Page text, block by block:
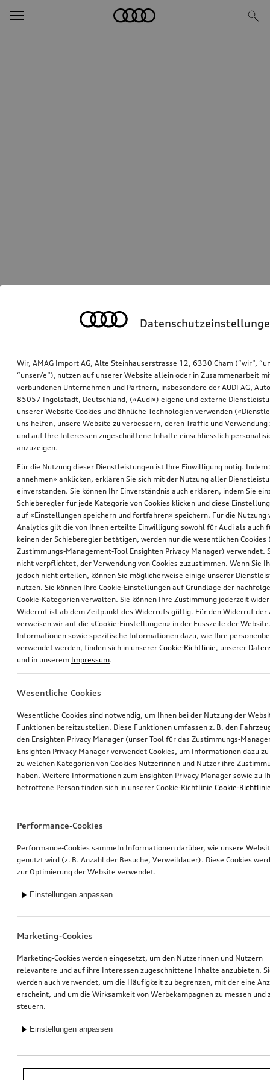
*Unverbindliche Preisempfehlung der Importeurin AMAG Import AG. Inkl.
gesetzlicher MwSt. Preise beim Audi Partner können abweichen; weitere
Wir, AMAG Import AG, Alte Steinhauserstrasse 12, 6330 Cham (“wir”,
“unser/e”), nutzen auf unserer Website allein oder in Zusammenarbeit
verbundenen Unternehmen und Partnern, insbesondere der AUDI AG,
85057 Ingolstadt, Deutschland, («Audi») eigene und externe
unserer Website Cookies und ähnliche Technologien verwenden
uns helfen, unsere Website zu verbessern, deren Traffic und Verwendung
und auf Ihre Interessen zugeschnittene Inhalte einschliesslich
anzuzeigen.
Für die Nutzung dieser Dienstleistungen ist Ihre Einwilligung nötig. Indem
annehmen» anklicken, erklären Sie sich mit der Nutzung aller
einverstanden. Sie können Ihr Einverständnis auch erklären, indem Sie
Schieberegler für jede Kategorie von Cookies klicken und diese
auf «Einstellungen speichern und fortfahren» speichern. Für die Nutzung
Analytics gilt die von Ihnen erteilte Einwilligung sowohl für Audi als auch
keinen der Schieberegler betätigen, werden nur die wesentlichen Cookies
Zustimmungs-Management-Tool Ensighten Privacy Manager) verwendet.
nicht verpflichtet, der Verwendung von Cookies zuzustimmen. Wenn Sie
jedoch nicht erteilen, können Sie möglicherweise einige unserer
nutzen. Sie können Ihre Cookie-Einstellungen auf Grundlage der
Cookie-Kategorien verwalten. Sie können Ihre Zustimmung jederzeit
Widerruf ist ab dem Zeitpunkt des Widerrufs gültig. Für den Widerruf der
verweisen wir auf die «Cookie-Einstellungen» in der Fusszeile der
Informationen sowie spezifische Informationen dazu, wie Ihre
verwendet werden, finden sich in unserer Cookie-Richtlinie, unserer
und in unserem Impressum.
Wesentliche Cookies
Wesentliche Cookies sind notwendig, um Ihnen bei der Nutzung der
Funktionen bereitzustellen. Diese Funktionen umfassen z. B. den
den Ensighten Privacy Manager (unser Tool für das Zustimmungs-
Ensighten Privacy Manager verwendet Cookies, um Informationen dazu
zu welchen Kategorien von Cookies Nutzerinnen und Nutzer ihre
haben. Weitere Informationen zum Ensighten Privacy Manager sowie zu
betroffene Person finden sich in unserer Cookie-Richtlinie Cookie-
Performance-Cookies
Performance-Cookies sammeln Informationen darüber, wie unsere
genutzt wird (z. B. Anzahl der Besuche, Verweildauer). Diese Cookies
zur Optimierung der Website verwendet.
Einstellungen anpassen
Marketing-Cookies
Marketing-Cookies werden eingesetzt, um den Nutzerinnen und Nutzern
relevantere und auf ihre Interessen zugeschnittene Inhalte anzubieten.
werden auch verwendet, um die Häufigkeit zu begrenzen, mit der eine
erscheint, und um die Wirksamkeit von Werbekampagnen zu messen und
steuern.
Einstellungen anpassen